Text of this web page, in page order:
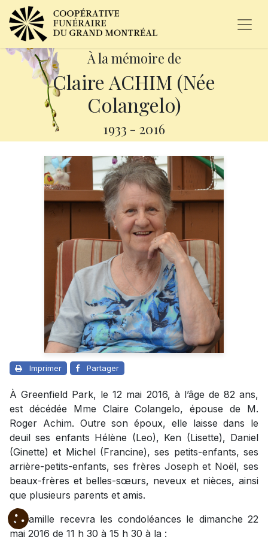
À la mémoire de
Claire ACHIM (Née
Colangelo)
1933 - 2016
Imprimer Partager
À Greenfield Park, le 12 mai 2016, à l’âge de 82 ans,
est décédée Mme Claire Colangelo, épouse de M.
Roger Achim. Outre son époux, elle laisse dans le
deuil ses enfants Hélène (Leo), Ken (Lisette), Daniel
(Ginette) et Michel (Francine), ses petits-enfants, ses
arrière-petits-enfants, ses frères Joseph et Noël, ses
beaux-frères et belles-sœurs, neveux et nièces, ainsi
que plusieurs parents et amis.
La famille recevra les condoléances le dimanche 22
mai 2016 de 11 h 30 à 15 h 30 à la :